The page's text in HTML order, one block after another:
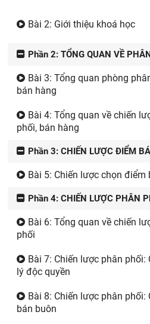
Bài 2: Giới thiệu khoá học
Phần 2: TỔNG QUAN VỀ
Bài 3: Tổng quan phòng
bán hàng
Bài 4: Tổng quan về chiến
phối, bán hàng
Phần 3: CHIẾN LƯỢC ĐIỂM
Bài 5: Chiến lược chọn điểm
Phần 4: CHIẾN LƯỢC PHÂN
Bài 6: Tổng quan về chiến
phối
Bài 7: Chiến lược phân phối:
lý độc quyền
Bài 8: Chiến lược phân phối:
bán buôn